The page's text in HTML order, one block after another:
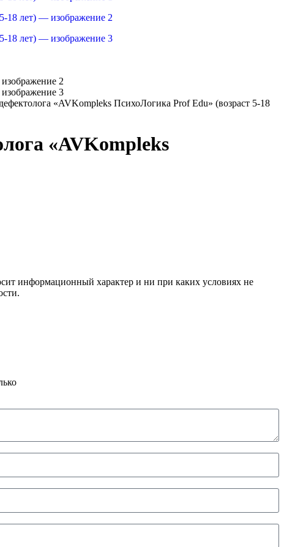
«AVKompleks ПсихоЛогика Prof Edu» (возраст 5-18
«AVKompleks
информационный характер и ни при каких условиях не